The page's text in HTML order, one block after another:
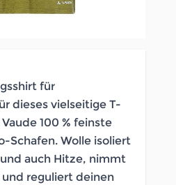
für
dieses vielseitige T-
100 % feinste
Schafen. Wolle isoliert
auch Hitze, nimmt
reguliert deinen